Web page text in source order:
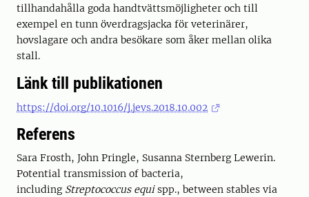
tillhandahålla goda handtvättsmöjligheter och till
exempel en tunn överdragsjacka för veterinärer,
hovslagare och andra besökare som åker mellan olika
stall.
Länk till publikationen
https://doi.org/10.1016/j.jevs.2018.10.002
Referens
Sara Frosth, John Pringle, Susanna Sternberg Lewerin.
Potential transmission of bacteria,
including Streptococcus equispp., between stables via